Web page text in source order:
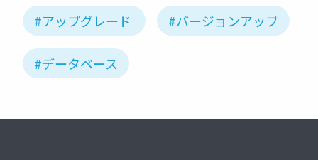
#アップグレード #バージョンアップ
#データベース